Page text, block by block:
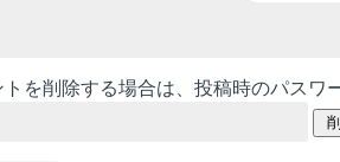
トを削除する場合は、投稿時のパスワ